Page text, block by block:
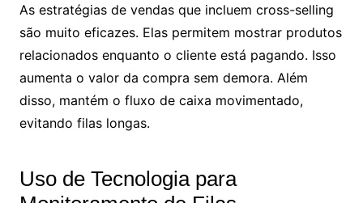
As estratégias de vendas que incluem cross-selling
são muito eficazes. Elas permitem mostrar produtos
relacionados enquanto o cliente está pagando. Isso
aumenta o valor da compra sem demora. Além
disso, mantém o fluxo de caixa movimentado,
evitando filas longas.
Uso de Tecnologia para